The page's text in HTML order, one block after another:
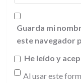
Guarda mi
este navegador
He leído y
Al usar este